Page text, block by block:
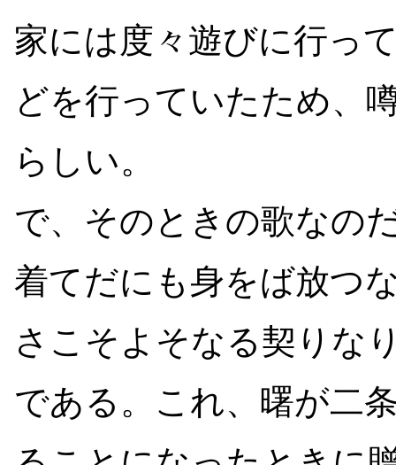
家には度々遊びに行っ
どを行っていたため、
らしい。
で、そのときの歌なの
着てだにも身をば放つ
さこそよそなる契りな
である。これ、曙が二